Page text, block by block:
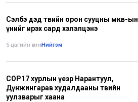
Сэлбэ дэд төвийн орон сууцны мкв-ын
үнийг ирэх сард хэлэлцэнэ
5 цагийн өмнө•Нийгэм
СОР17 хурлын үеэр Нарантуул,
Дүнжингарав худалдааны төвийн
уулзварыг хаана